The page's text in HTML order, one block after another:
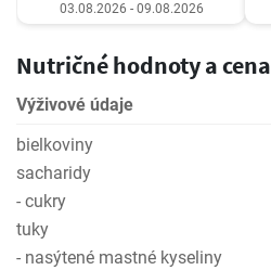
03.08.2026 - 09.08.2026
Nutričné hodnoty a cena
Výživové údaje
bielkoviny
sacharidy
- cukry
tuky
- nasýtené mastné kyseliny